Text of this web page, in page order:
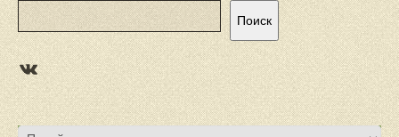
Поиск
Поиск
https://vk.com/focuzlarena